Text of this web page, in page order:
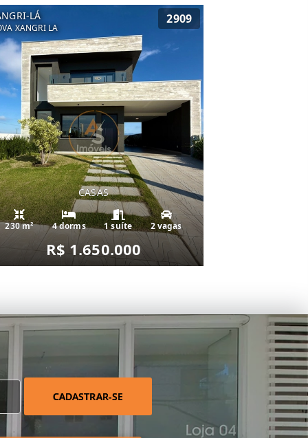
LÁ
XANGRI LA
2909
CASAS
230 m² 4 dorms 1 suíte 2 vagas
R$ 1.650.000
CADASTRAR-SE